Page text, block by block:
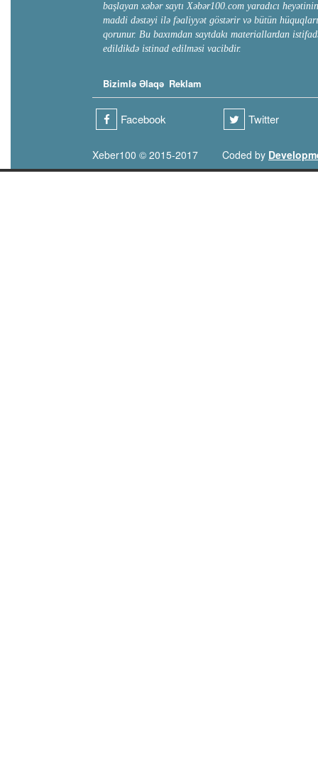
başlayan xəbər saytı Xəbər100.com yaradıcı heyətinin
maddi dəstəyi ilə fəaliyyət göstərir və bütün hüquqları
qorunur. Bu baxımdan saytdakı materiallardan
edildikdə istinad edilməsi vacibdir.
Bizimlə Əlaqə Reklam
Facebook Twitter
Xeber100 © 2015-2017 Coded by